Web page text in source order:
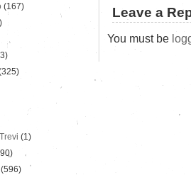
Leave a
You must be
(167)
(1)
(596)